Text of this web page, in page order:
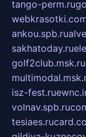
tango-perm.ru
ankou.spb.ru
sakhatoday.ru
golf2club.msk.ru
isz-fest.ru
volnav.spb.ru
tesiaes.ru